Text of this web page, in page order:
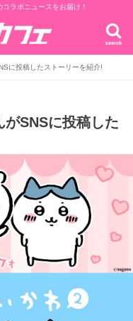
ラボニュースをお届け！
search
に投稿したストーリーを紹介!
SNSに投稿した